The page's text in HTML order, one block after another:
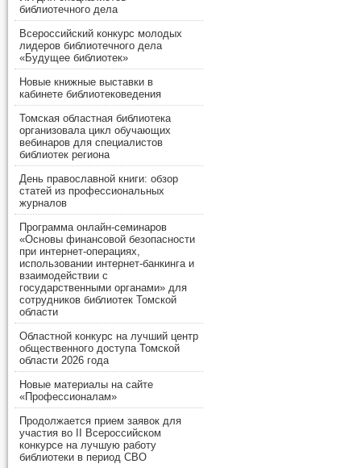
библиотечного дела
Всероссийский конкурс молодых
лидеров библиотечного дела
«Будущее библиотек»
Новые книжные выставки в
кабинете библиотековедения
Томская областная библиотека
организовала цикл обучающих
вебинаров для специалистов
библиотек региона
День православной книги: обзор
статей из профессиональных
журналов
Программа онлайн-семинаров
«Основы финансовой безопасности
при интернет-операциях,
использовании интернет-банкинга и
взаимодействии с
государственными органами» для
сотрудников библиотек Томской
области
Областной конкурс на лучший центр
общественного доступа Томской
области 2026 года
Новые материалы на сайте
«Профессионалам»
Продолжается прием заявок для
участия во II Всероссийском
конкурсе на лучшую работу
библиотеки в период СВО